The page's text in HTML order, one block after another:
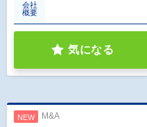
会社
概要
気になる
NEW M&A